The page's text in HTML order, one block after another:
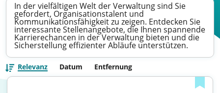
In der vielfältigen Welt der Verwaltung sind Sie
gefordert, Organisationstalent und
Kommunikationsfähigkeit zu zeigen. Entdecken Sie
interessante Stellenangebote, die Ihnen spannende
Karrierechancen in der Verwaltung bieten und die
Sicherstellung effizienter Abläufe unterstützen.
Relevanz Datum Entfernung